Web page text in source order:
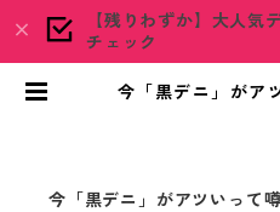
【残りわずか】大人気
チェック
今「黒デニ」がア
今「黒デニ」がアツいって噂